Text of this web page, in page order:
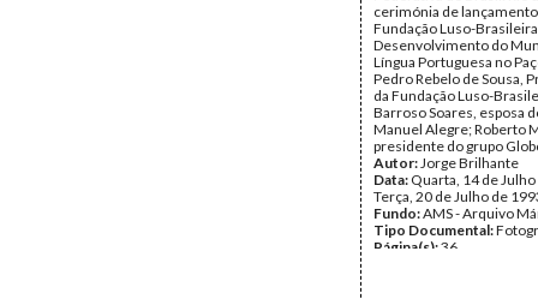
cerimónia de
Fundação Luso-
Desenvolvimento do
Língua Portuguesa no
Pedro Rebelo de Sousa,
da Fundação Luso-
Barroso Soares, esposa
Manuel Alegre; Roberto
presidente do grupo
Autor:Jorge Brilhante
Data: Quarta, 14 de
Terça, 20 de Julho de
Fundo:AMS - Arquivo
Tipo Documental:
Página(s):36